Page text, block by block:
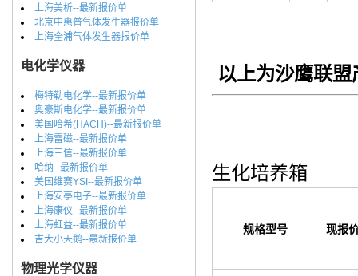
上海美析--最新报价单
北京中惠普气体发生器报价单
上海全浦气体发生器报价单
电化学仪器
梅特勒电化学--最新报价单
奥豪斯电化学--最新报价单
美国哈希(HACH)--最新报价单
上海雷磁--最新报价单
上海三信--最新报价单
哈纳--最新报价单
美国维赛YSI--最新报价单
上海安亭电子--最新报价单
上海康仪--最新报价单
上海虹益--最新报价单
吉大小天鹅--最新报价单
物理光学仪器
以上为沙鹰联盟
生化培养箱
规格型号 现报